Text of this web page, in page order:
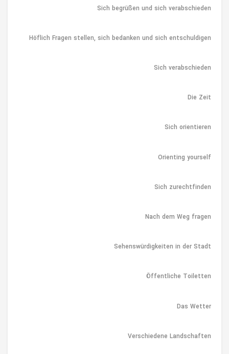
Sich begrüßen und sich verabschieden
Höflich Fragen stellen, sich bedanken und sich entschuldigen
Sich verabschieden
Die Zeit
Sich orientieren
Orienting yourself
Sich zurechtfinden
Nach dem Weg fragen
Sehenswürdigkeiten in der Stadt
Öffentliche Toiletten
Das Wetter
Verschiedene Landschaften